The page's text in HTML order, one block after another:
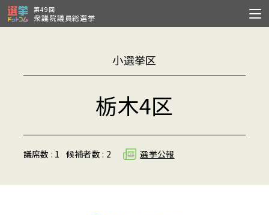
第49回
衆議院議員総選挙
小選挙区
栃木4区
議席数 : 1 候補者数 : 2 選挙公報